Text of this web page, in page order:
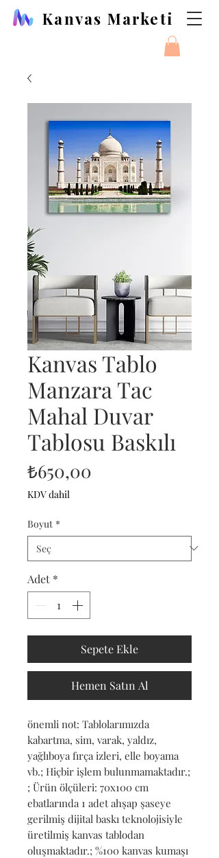
Kanvas Marketi
Kanvas Tablo
Manzara Tac
Mahal Duvar
Tablosu Baskılı
₺650,00
KDV dahil
Boyut *
Adet *
Sepete Ekle
Hemen Satın Al
önemli not: Tablolarımızda
kabartma, sim, varak, yaldız,
yağlıboya fırça izleri, elle boyama
vb.; Hiçbir işlem bulunmamaktadır.;
; Ürün ölçüleri: 70x100 cm
ebatlarında 1 adet ahşap şaseye
gerilmiş dijital baskı teknolojisiyle
üretilmiş kanvas tablodan
oluşmaktadır.; %100 kanvas kumaşı